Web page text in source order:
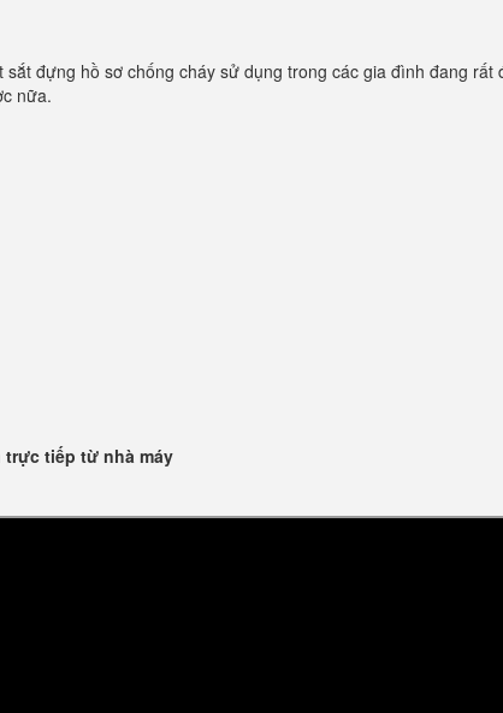
đựng hồ sơ chống cháy sử dụng trong các gia đình đang
nữa.
trực tiếp từ nhà máy